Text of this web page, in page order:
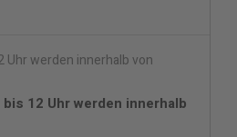
12 Uhr werden innerhalb